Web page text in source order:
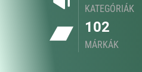
KATEGÓRIÁK
102
MÁRKÁK